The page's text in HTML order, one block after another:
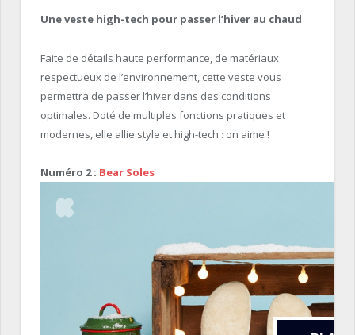
Une veste high-tech pour passer l’hiver au chaud
Faite de détails haute performance, de matériaux
respectueux de l’environnement, cette veste vous
permettra de passer l’hiver dans des conditions
optimales. Doté de multiples fonctions pratiques et
modernes, elle allie style et high-tech : on aime !
Numéro 2 : Bear Soles